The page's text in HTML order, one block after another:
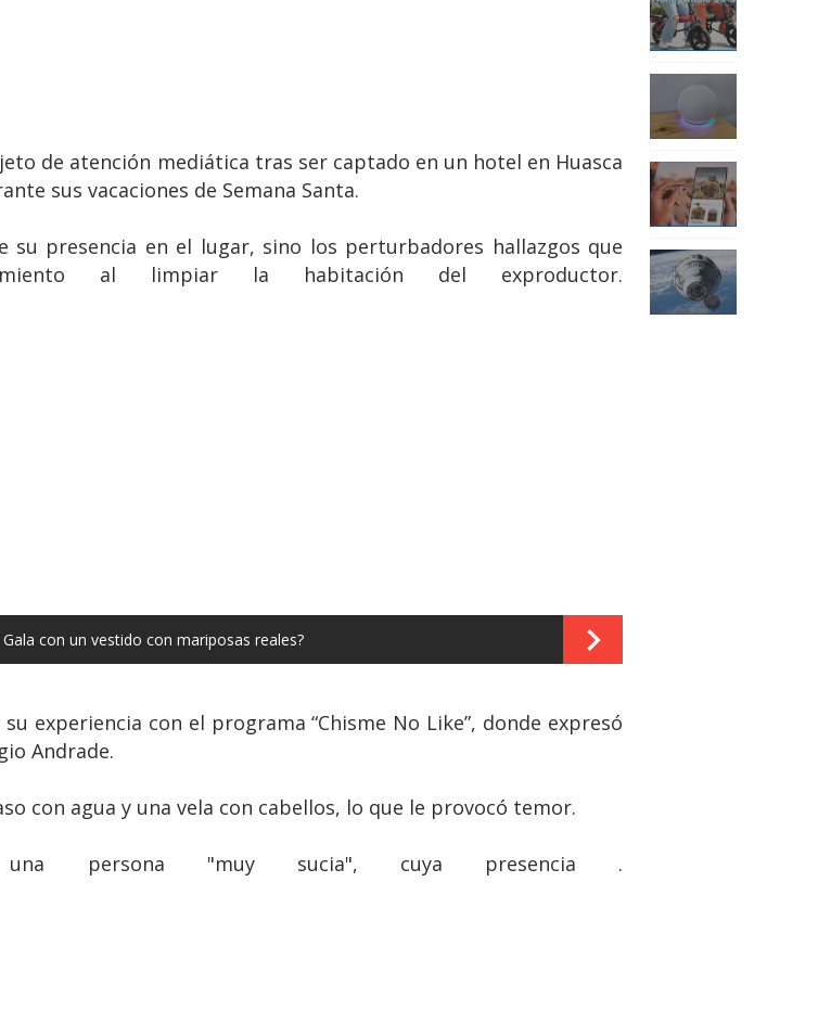
de atención mediática tras ser captado en un hotel en Huasca
sus vacaciones de Semana Santa.
presencia en el lugar, sino los perturbadores hallazgos que
al limpiar la habitación del exproductor.
con un vestido con mariposas reales?
experiencia con el programa “Chisme No Like”, donde expresó
Andrade.
con agua y una vela con cabellos, lo que le provocó temor.
persona "muy sucia", cuya presencia .